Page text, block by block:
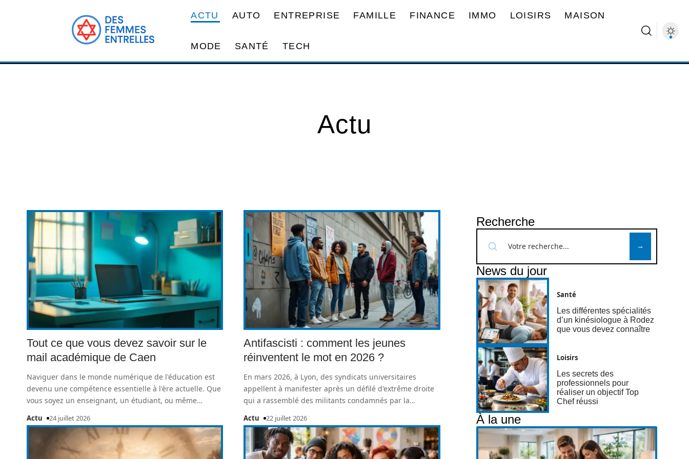
ACTU AUTO ENTREPRISE FAMILLE FINANCE IMMO LOISIRS MAISON
MODE SANTÉ TECH
Actu
Tout ce que vous devez savoir sur le
mail académique de Caen
Naviguer dans le monde numérique de l'éducation est
devenu une compétence essentielle à l'ère actuelle. Que
vous soyez un enseignant, un étudiant, ou même…
Actu 24 juillet 2026
Antifascisti : comment les jeunes
réinventent le mot en 2026 ?
En mars 2026, à Lyon, des syndicats universitaires
appellent à manifester après un défilé d'extrême droite
qui a rassemblé des militants condamnés par la…
Actu 22 juillet 2026
Recherche
News du jour
Santé
Les différentes spécialités
d’un kinésiologue à Rodez
que vous devez connaître
Loisirs
Les secrets des
professionnels pour
réaliser un objectif Top
Chef réussi
À la une